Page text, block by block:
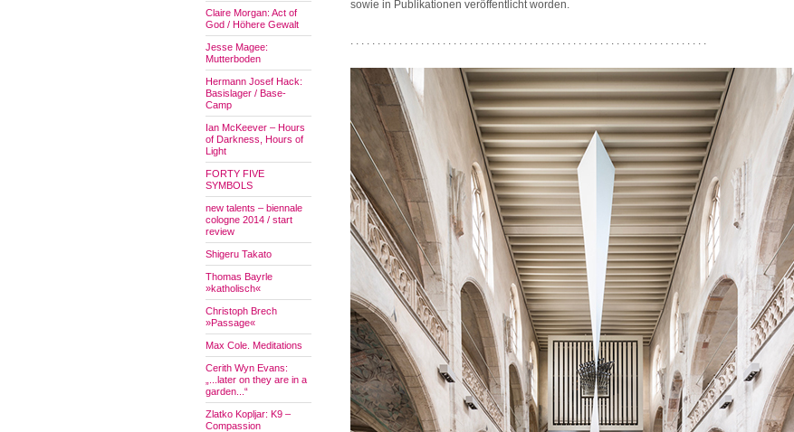
Claire Morgan: Act of
God / Höhere Gewalt
Jesse Magee:
Mutterboden
Hermann Josef Hack:
Basislager / Base-
Camp
Ian McKeever – Hours
of Darkness, Hours of
Light
FORTY FIVE
SYMBOLS
new talents – biennale
cologne 2014 / start
review
Shigeru Takato
Thomas Bayrle
»katholisch«
Christoph Brech
»Passage«
Max Cole. Meditations
Cerith Wyn Evans:
„...later on they are in a
garden...“
Zlatko Kopljar: K9 –
Compassion
sowie in Publikationen veröffentlicht worden.
. . . . . . . . . . . . . . . . . . . . . . . . . . . . . . . . . . . . . . . . . . . . . . . . . . . . . . . . . . . . . . . . . .